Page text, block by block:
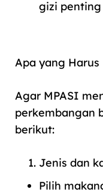
gizi
Apa yang Harus
Agar MPASI
perkembangan
berikut:
Jenis dan
Pilih